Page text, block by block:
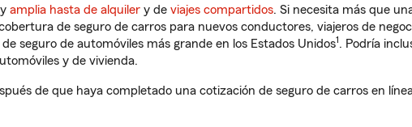
y amplia hasta de alquiler y de viajes compartidos. Si necesita más que
de seguro de carros para nuevos conductores, viajeros de
seguro de automóviles más grande en los Estados Unidos1. Podría
y de vivienda.
de que haya completado una cotización de seguro de carros en